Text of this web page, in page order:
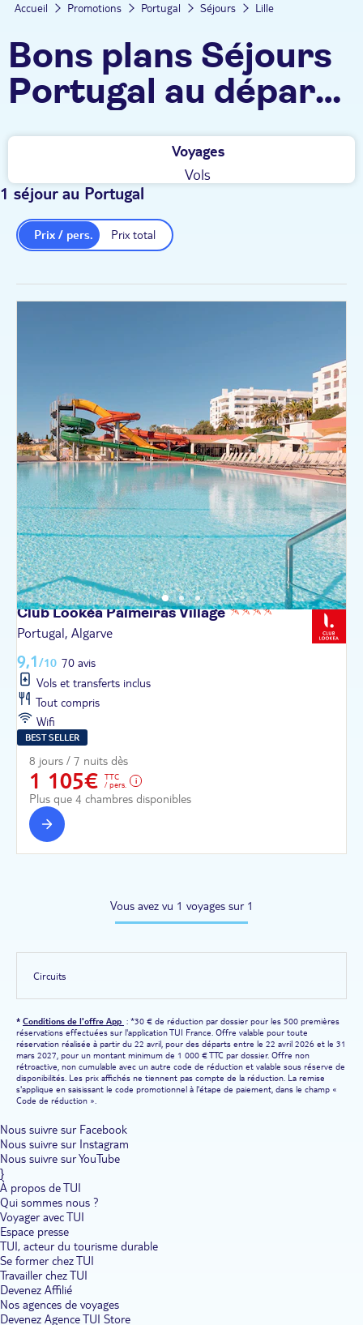
Accueil Promotions Portugal Séjours Lille
Bons plans Séjours
Portugal au départ
de Lille
Voyages
Vols
1 séjour au Portugal
Prix total
Prix / pers.
Club Lookéa PalmeirasVillage
Portugal, Algarve
9,1/10 70 avis
Vols et transferts inclus
Tout compris
Wifi
BEST SELLER
8 jours / 7 nuits dès
1 105€
TTC
/ pers.
Plus que 4 chambres disponibles
Vous avez vu 1 voyages sur 1
Circuits
* Conditions de l'offre App : *30 € de réduction par dossier pour les 500 premières
réservations effectuées sur l'application TUI France. Offre valable pour toute
réservation réalisée à partir du 22 avril, pour des départs entre le 22 avril 2026 et le 31
mars 2027, pour un montant minimum de 1 000 € TTC par dossier. Offre non
rétroactive, non cumulable avec un autre code de réduction et valable sous réserve de
disponibilités. Les prix affichés ne tiennent pas compte de la réduction. La remise
s'applique en saisissant le code promotionnel à l'étape de paiement, dans le champ «
Code de réduction ».
Nous suivre sur Facebook
Nous suivre sur Instagram
Nous suivre sur YouTube
}
À propos de TUI
Qui sommes nous ?
Voyager avec TUI
Espace presse
TUI, acteur du tourisme durable
Se former chez TUI
Travailler chez TUI
Devenez Affilié
Nos agences de voyages
Devenez Agence TUI Store